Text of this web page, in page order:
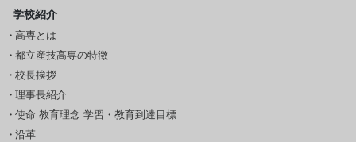
学校紹介
高専とは
都立産技高専の特徴
校長挨拶
理事長紹介
使命 教育理念 学習・教育到達目標
沿革